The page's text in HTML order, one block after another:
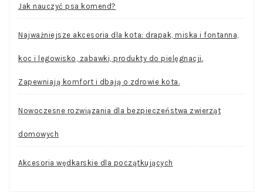
Jak nauczyć psa komend?
Najważniejsze akcesoria dla kota: drapak, miska i fontanna,
koc i legowisko, zabawki, produkty do pielęgnacji.
Zapewniają komfort i dbają o zdrowie kota.
Nowoczesne rozwiązania dla bezpieczeństwa zwierząt
domowych
Akcesoria wędkarskie dla początkujących